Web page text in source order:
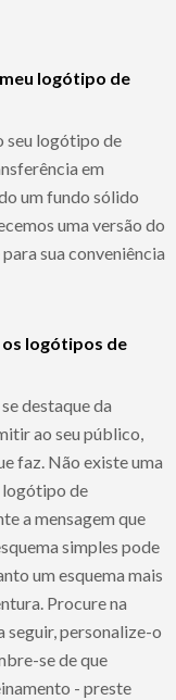
logótipo de
seu logótipo de
em
um fundo sólido
uma versão do
sua conveniência
os logótipos de
destaque da
ao seu público,
faz. Não existe uma
logótipo de
a mensagem que
simples pode
um esquema mais
Procure na
seguir, personalize-o
se de que
- preste